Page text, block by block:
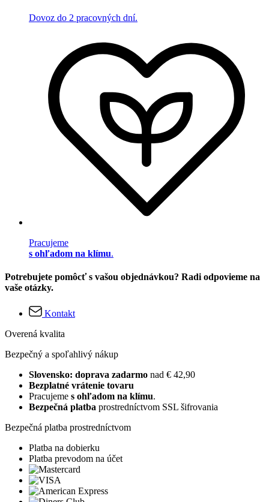
Dovoz do 2 pracovných dní.
Pracujeme
s ohľadom na klímu.
Potrebujete pomôcť s vašou objednávkou? Radi odpovieme na
vaše otázky.
Kontakt
Overená kvalita
Bezpečný a spoľahlivý nákup
Slovensko: doprava zadarmo nad € 42,90
Bezplatné vrátenie tovaru
Pracujeme s ohľadom na klímu.
Bezpečná platba prostredníctvom SSL šifrovania
Bezpečná platba prostredníctvom
Platba na dobierku
Platba prevodom na účet